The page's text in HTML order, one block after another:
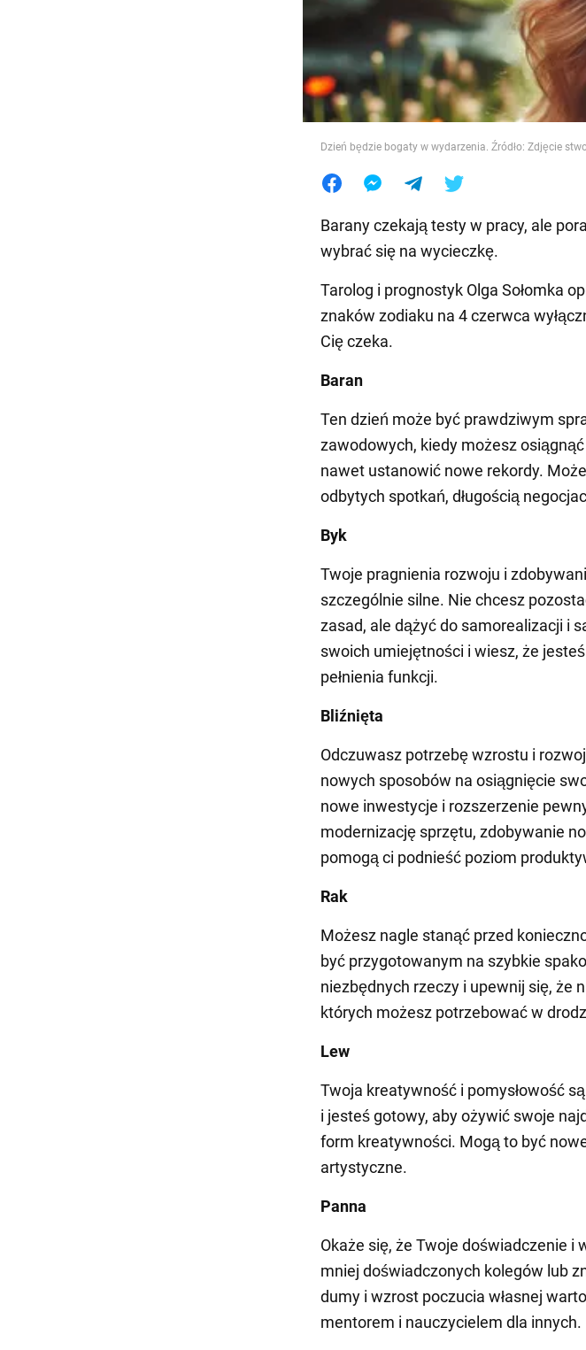
Jedzenie
Dzień będzie bogaty w wydarzenia. Źródło: Zdjęcie
Barany czekają testy w pracy, ale
wybrać się na wycieczkę.
Tarolog i prognostyk Olga Sołomka
znaków zodiaku na 4 czerwca
Cię czeka.
Baran
Ten dzień może być prawdziwym
zawodowych, kiedy możesz
nawet ustanowić nowe rekordy.
odbytych spotkań, długością
Byk
Twoje pragnienia rozwoju i
szczególnie silne. Nie chcesz
zasad, ale dążyć do samorealizacji i
swoich umiejętności i wiesz, że
pełnienia funkcji.
Bliźnięta
Odczuwasz potrzebę wzrostu i
nowych sposobów na osiągnięcie
nowe inwestycje i rozszerzenie
modernizację sprzętu, zdobywanie
pomogą ci podnieść poziom
Rak
Możesz nagle stanąć przed
być przygotowanym na szybkie
niezbędnych rzeczy i upewnij się, że
których możesz potrzebować w
Lew
Twoja kreatywność i pomysłowość
i jesteś gotowy, aby ożywić swoje
form kreatywności. Mogą to być
artystyczne.
Panna
Okaże się, że Twoje doświadczenie i
mniej doświadczonych kolegów lub
dumy i wzrost poczucia własnej
mentorem i nauczycielem dla innych.